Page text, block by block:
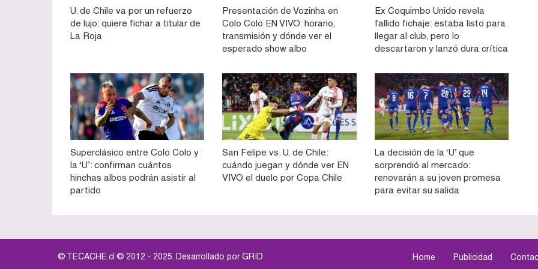
U. de Chile va por un refuerzo
de lujo: quiere fichar a titular de
La Roja
Presentación de Vozinha en
Colo Colo EN VIVO: horario,
transmisión y dónde ver el
esperado show albo
Ex Coquimbo Unido revela
fallido fichaje: estaba listo para
llegar al club, pero lo
descartaron y lanzó dura crítica
Superclásico entre Colo Colo y
la ‘U’: confirman cuántos
hinchas albos podrán asistir al
partido
San Felipe vs. U. de Chile:
cuándo juegan y dónde ver EN
VIVO el duelo por Copa Chile
La decisión de la ‘U’ que
sorprendió al mercado:
renovarán a su joven promesa
para evitar su salida
© TECACHE.cl © 2012 - 2025. Desarrollado porGRID Home Publicidad